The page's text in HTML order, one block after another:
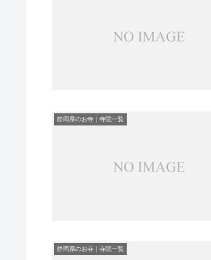
静岡県のお寺｜寺院一覧
静岡県のお寺｜寺院一覧